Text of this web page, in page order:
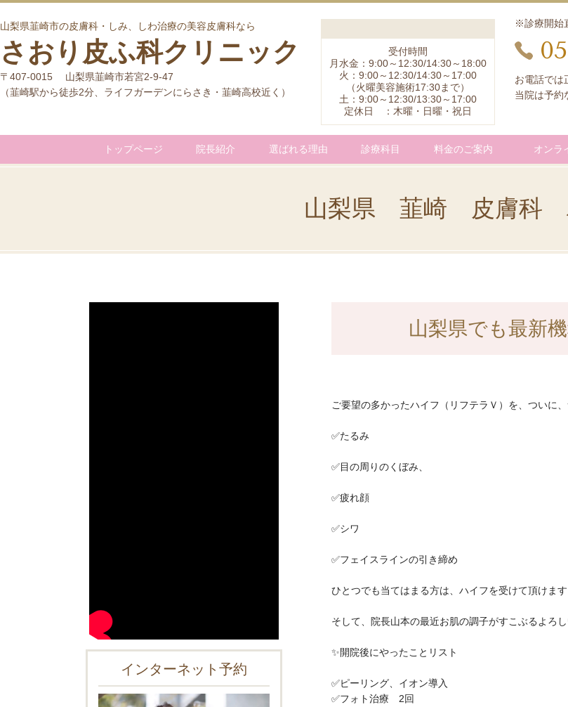
山梨県韮崎市の皮膚科・しみ、しわ治療の美容皮膚科なら
さおり皮ふ科クリニック
〒407-0015 山梨県韮崎市若宮2-9-47
（韮崎駅から徒歩2分、ライフガーデンにらさき・韮崎高校近く）
受付時間
月水金：9:00～12:30/14:30～18:00
火：9:00～12:30/14:30～17:00
（火曜美容施術17:30まで）
土：9:00～12:30/13:30～17:00
定休日 ：木曜・日曜・祝日
※診療開始
お電話では
当院は予約
トップページ 院長紹介 選ばれる理由 診療科目 料金のご案内 オンラ
山梨県 韮崎 皮膚科
山梨県でも最新
ご要望の多かったハイフ（リフテラＶ）を、ついに
✅たるみ
✅目の周りのくぼみ、
✅疲れ顔
✅シワ
✅フェイスラインの引き締め
ひとつでも当てはまる方は、ハイフを受けて頂けます
そして、院長山本の最近お肌の調子がすこぶるよろ
✨開院後にやったことリスト
✅ピーリング、イオン導入
✅フォト治療 2回
インターネット予約